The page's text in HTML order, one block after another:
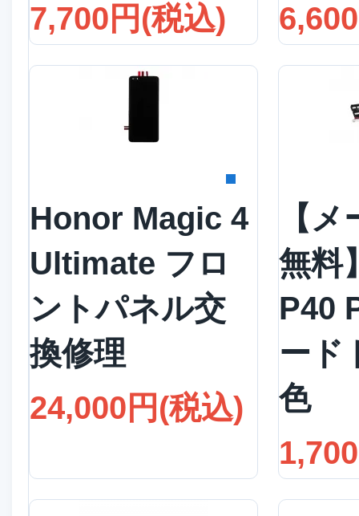
7,700円(税込)
Honor Magic 4
Ultimate フロ
ントパネル交
換修理
24,000円(税込)
【
無料
P40
ード
色